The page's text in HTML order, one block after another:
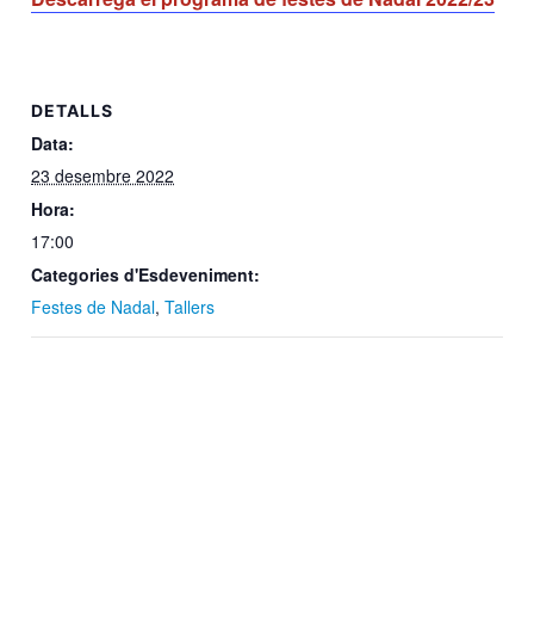
DETALLS
Data:
23 desembre 2022
Hora:
17:00
Categories d'Esdeveniment:
Festes de Nadal,Tallers